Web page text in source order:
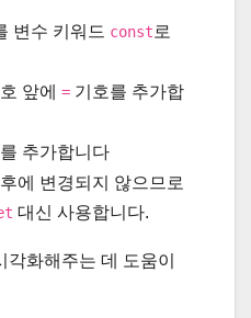
변수 키워드 const 로
앞에 = 기호를 추가합
추가합니다
에 변경되지 않으므로
대신 사용합니다.
화해주는 데 도움이